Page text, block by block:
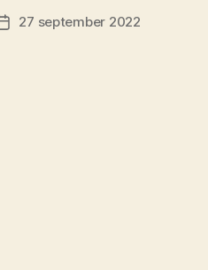
Post27 september 2022